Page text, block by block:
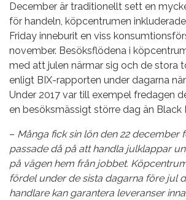
December är traditionellt sett en
för handeln, köpcentrumen
Friday inneburit en viss
november. Besöksflödena i
med att julen närmar sig och de stora
enligt BIX-rapporten under dagarna
Under 2017 var till exempel fredagen
en besöksmässigt större dag än Black
– Många fick sin lön den 22 december
passade då på att handla julklappar
på vägen hem från jobbet.
fördel under de sista dagarna före jul
handlare kan garantera leveranser